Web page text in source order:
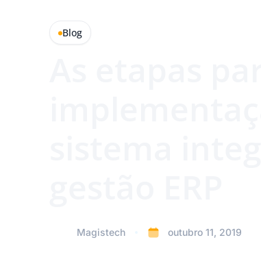
Blog
Magistech outubro 11, 2019